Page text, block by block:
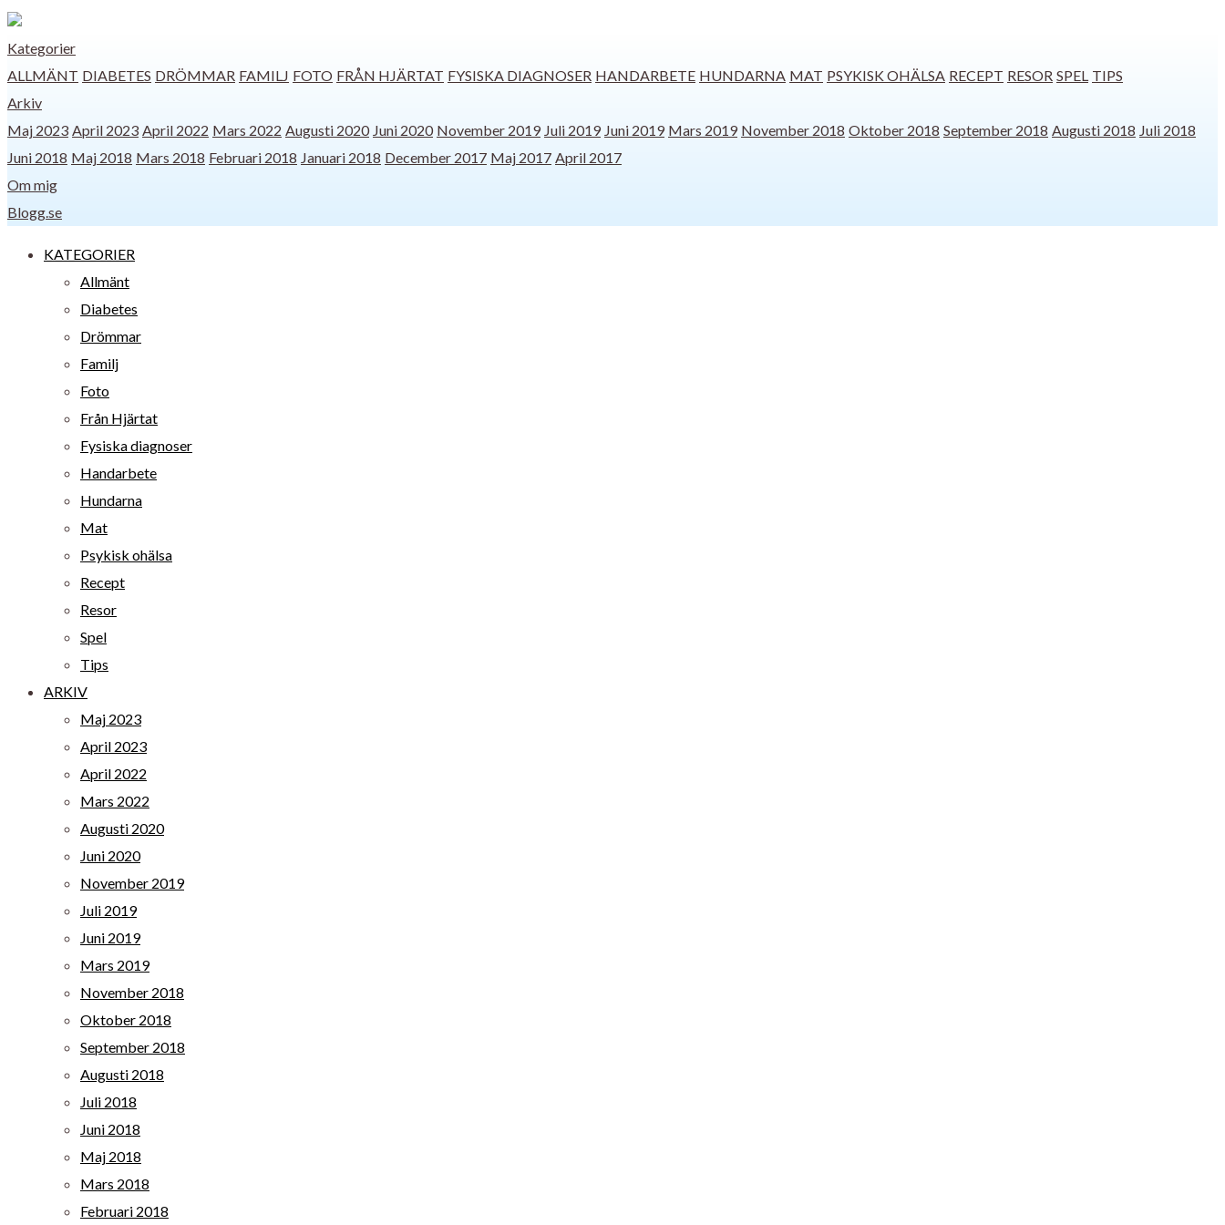
Kategorier
ALLMÄNT DIABETES DRÖMMAR FAMILJ FOTO FRÅN HJÄRTAT FYSISKA DIAGNOSER HANDARBETE HUNDARNA MAT PSYKISK OHÄLSA RECEPT RESOR SPEL TIPS
Arkiv
Maj 2023 April 2023 April 2022 Mars 2022 Augusti 2020 Juni 2020 November 2019 Juli 2019 Juni 2019 Mars 2019 November 2018 Oktober 2018 September 2018 Augusti 2018 Juli 2018
Juni 2018 Maj 2018 Mars 2018 Februari 2018 Januari 2018 December 2017 Maj 2017 April 2017
Om mig
Blogg.se
KATEGORIER
Allmänt
Diabetes
Drömmar
Familj
Foto
Från Hjärtat
Fysiska diagnoser
Handarbete
Hundarna
Mat
Psykisk ohälsa
Recept
Resor
Spel
Tips
ARKIV
Maj 2023
April 2023
April 2022
Mars 2022
Augusti 2020
Juni 2020
November 2019
Juli 2019
Juni 2019
Mars 2019
November 2018
Oktober 2018
September 2018
Augusti 2018
Juli 2018
Juni 2018
Maj 2018
Mars 2018
Februari 2018